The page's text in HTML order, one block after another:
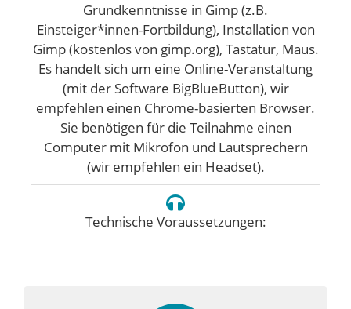
Grundkenntnisse in Gimp (z.B.
Einsteiger*innen-Fortbildung), Installation von
Gimp (kostenlos von gimp.org), Tastatur, Maus.
Es handelt sich um eine Online-Veranstaltung
(mit der Software BigBlueButton), wir
empfehlen einen Chrome-basierten Browser.
Sie benötigen für die Teilnahme einen
Computer mit Mikrofon und Lautsprechern
(wir empfehlen ein Headset).
Technische Voraussetzungen: